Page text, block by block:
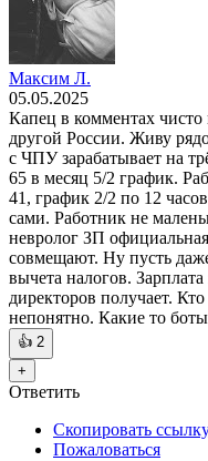
Максим Л.
05.05.2025
Капец в комментах чисто
другой России. Живу
с ЧПУ зарабатывает на
65 в месяц 5/2 график.
41, график 2/2 по 12
сами. Работник не
невролог ЗП
совмещают. Ну пусть
вычета налогов.
директоров получает.
непонятно. Какие то
👍 2
+
Ответить
Скопировать
Пожаловаться